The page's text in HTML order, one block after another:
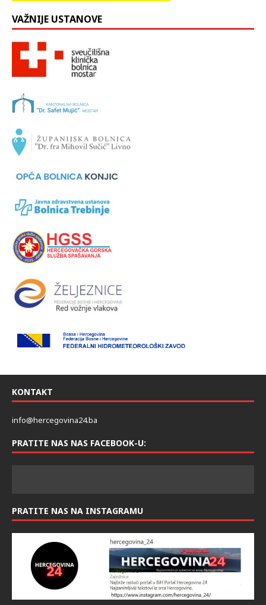
VAŽNIJE USTANOVE
KONTAKT
PRATITE NAS NA INSTAGRAMU